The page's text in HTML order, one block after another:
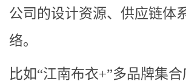
公司的设计资源、供应链体
络。
比如“江南布衣+”多品牌集